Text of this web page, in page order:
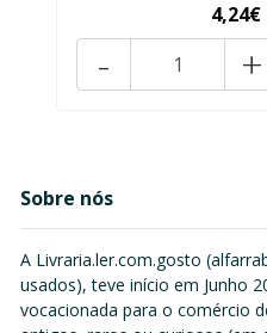
4,24€
+
-
Sobre nós
A Livraria.ler.com.gosto
usados), teve início em Junho
vocacionada para o comércio